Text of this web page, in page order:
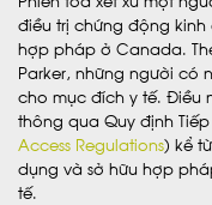
điều trị chứng động
hợp pháp ở Canada.
Parker, những người có
cho mục đích y tế. Điều
thông qua Quy định
Access Regulations) kể
dụng và sở hữu hợp
tế.